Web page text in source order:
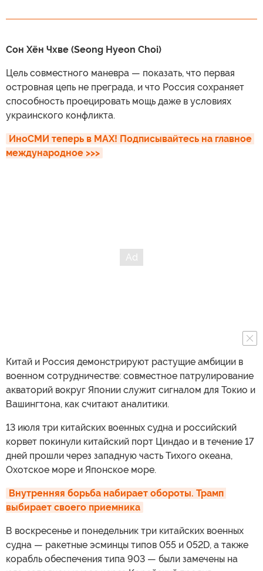
Сон Хён Чхве (Seong Hyeon Choi)
Цель совместного маневра — показать, что первая
островная цепь не преграда, и что Россия сохраняет
способность проецировать мощь даже в условиях
украинского конфликта.
ИноСМИ теперь в MAX! Подписывайтесь на главное
международное >>>
Китай и Россия демонстрируют растущие амбиции в
военном сотрудничестве: совместное патрулирование
акваторий вокруг Японии служит сигналом для Токио и
Вашингтона, как считают аналитики.
13 июля три китайских военных судна и российский
корвет покинули китайский порт Циндао и в течение 17
дней прошли через западную часть Тихого океана,
Охотское море и Японское море.
Внутренняя борьба набирает обороты. Трамп
выбирает своего приемника
В воскресенье и понедельник три китайских военных
судна — ракетные эсминцы типов 055 и 052D, а также
корабль обеспечения типа 903 — были замечены на